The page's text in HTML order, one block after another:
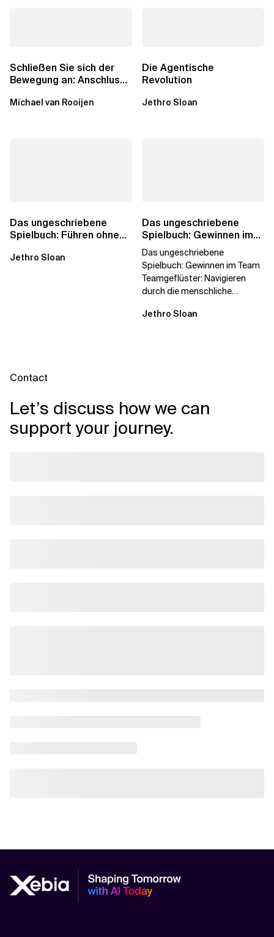
Schließen Sie sich der
Bewegung an: Anschluss
Michael van Rooijen
Die Agentische
Revolution
Jethro Sloan
Das ungeschriebene
Spielbuch: Führen ohne
Jethro Sloan
Das ungeschriebene
Spielbuch: Gewinnen im
Team
Das ungeschriebene
Spielbuch: Gewinnen im Team
Teamgeflüster: Navigieren
durch die menschliche
vorbereitet hat „Wir...
Jethro Sloan
Contact
Let’s discuss how we can
support your journey.